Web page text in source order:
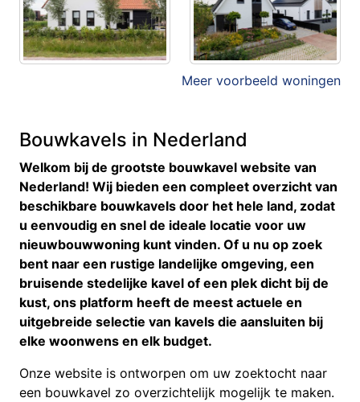
Meer voorbeeld woningen
Bouwkavels in Nederland
Welkom bij de grootste bouwkavel website van
Nederland! Wij bieden een compleet overzicht van
beschikbare bouwkavels door het hele land, zodat
u eenvoudig en snel de ideale locatie voor uw
nieuwbouwwoning kunt vinden. Of u nu op zoek
bent naar een rustige landelijke omgeving, een
bruisende stedelijke kavel of een plek dicht bij de
kust, ons platform heeft de meest actuele en
uitgebreide selectie van kavels die aansluiten bij
elke woonwens en elk budget.
Onze website is ontworpen om uw zoektocht naar
een bouwkavel zo overzichtelijk mogelijk te maken.